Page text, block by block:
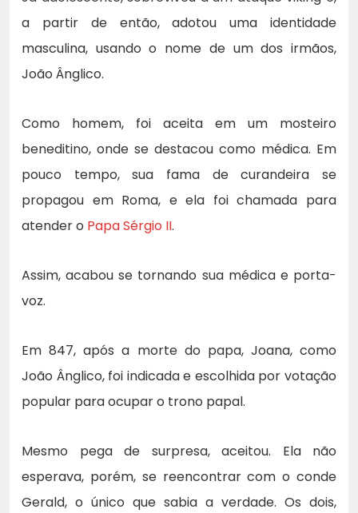
a partir de então, adotou uma identidade
masculina, usando o nome de um dos irmãos,
João Ânglico.
Como homem, foi aceita em um mosteiro
beneditino, onde se destacou como médica. Em
pouco tempo, sua fama de curandeira se
propagou em Roma, e ela foi chamada para
atender o Papa Sérgio II.
Assim, acabou se tornando sua médica e porta-
voz.
Em 847, após a morte do papa, Joana, como
João Ânglico, foi indicada e escolhida por votação
popular para ocupar o trono papal.
Mesmo pega de surpresa, aceitou. Ela não
esperava, porém, se reencontrar com o conde
Gerald, o único que sabia a verdade. Os dois,